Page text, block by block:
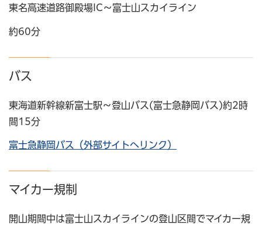
東名高速道路御殿場IC～富士山スカイライン
約60分
バス
東海道新幹線新富士駅～登山バス(富士急静岡バス)約2時
間15分
富士急静岡バス（外部サイトへリンク）
マイカー規制
開山期間中は富士山スカイラインの登山区間でマイカー規